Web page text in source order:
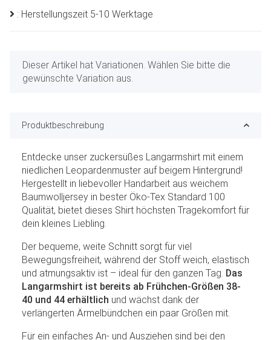
: Herstellungszeit 5-10 Werktage
x
Dieser Artikel hat Variationen. Wählen Sie bitte die
gewünschte Variation aus.
Produktbeschreibung
Entdecke unser zuckersüßes Langarmshirt mit einem
niedlichen Leopardenmuster auf beigem Hintergrund!
Hergestellt in liebevoller Handarbeit aus weichem
Baumwolljersey in bester Öko-Tex Standard 100
Qualität, bietet dieses Shirt höchsten Tragekomfort für
dein kleines Liebling.
Der bequeme, weite Schnitt sorgt für viel
Bewegungsfreiheit, während der Stoff weich, elastisch
und atmungsaktiv ist – ideal für den ganzen Tag. Das
Langarmshirt ist bereits ab Frühchen-Größen 38-
40 und 44 erhältlich und wächst dank der
verlängerten Ärmelbündchen ein paar Größen mit.
Für ein einfaches An- und Ausziehen sind bei den